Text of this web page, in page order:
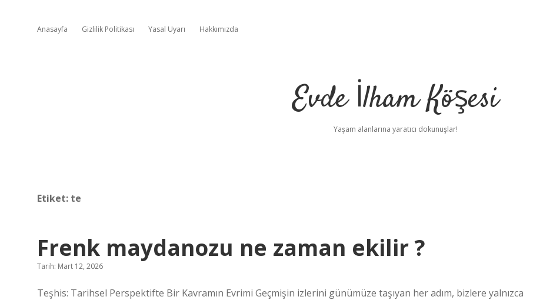
Anasayfa Gizlilik Politikası Yasal Uyarı Hakkımızda
Evde İlham Köşesi
Yaşam alanlarına yaratıcı dokunuşlar!
Etiket: te
Frenk maydanozu ne zaman ekilir ?
Tarih: Mart 12, 2026
Teşhis: Tarihsel Perspektifte Bir Kavramın Evrimi Geçmişin izlerini günümüze taşıyan her adım, bizlere yalnızca